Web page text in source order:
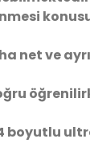
net ve